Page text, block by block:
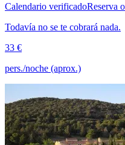
Calendario verificadoReserva
Todavía no se te cobrará nada.
33 €
pers./noche (aprox.)